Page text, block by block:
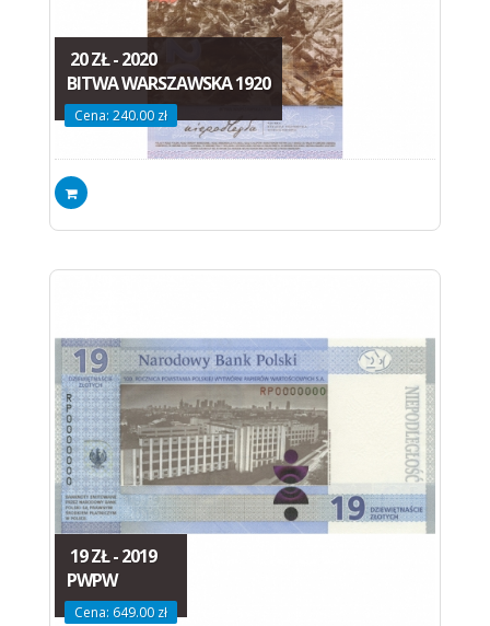
20 ZŁ - 2020
BITWA WARSZAWSKA 1920
Cena: 240.00 zł
19 ZŁ - 2019
PWPW
Cena: 649.00 zł